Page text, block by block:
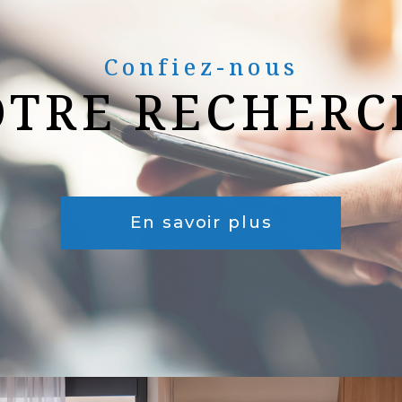
Confiez-nous
En savoir plus